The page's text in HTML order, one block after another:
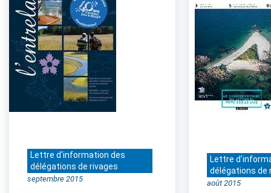
Lettre d'information des
délégations de rivages
septembre 2015
Lettre
délégations de
août 2015